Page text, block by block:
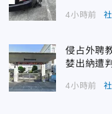
4小時前
侵占外聘
婪出納遭
4小時前